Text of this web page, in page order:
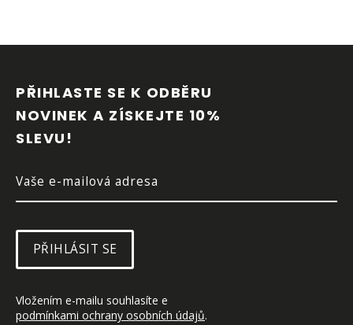
PŘIHLASTE SE K ODBĚRU
NOVINEK A ZÍSKEJTE 10%
SLEVU!
PŘIHLÁSIT SE
Vložením e-mailu souhlasíte e
podmínkami ochrany osobních údajů.